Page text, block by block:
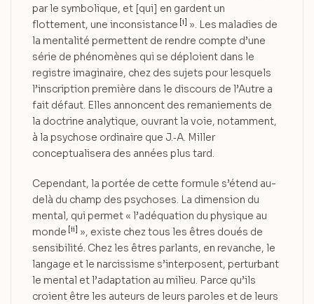
par le symbolique, et [qui] en gardent un
flottement, une inconsistance [i] ». Les maladies de
la mentalité permettent de rendre compte d’une
série de phénomènes qui se déploient dans le
registre imaginaire, chez des sujets pour lesquels
l’inscription première dans le discours de l’Autre a
fait défaut. Elles annoncent des remaniements de
la doctrine analytique, ouvrant la voie, notamment,
à la psychose ordinaire que J.‑A. Miller
conceptualisera des années plus tard.
Cependant, la portée de cette formule s’étend au-
delà du champ des psychoses. La dimension du
mental, qui permet « l’adéquation du physique au
monde [ii] », existe chez tous les êtres doués de
sensibilité. Chez les êtres parlants, en revanche, le
langage et le narcissisme s’interposent, perturbant
le mental et l’adaptation au milieu. Parce qu’ils
croient être les auteurs de leurs paroles et de leurs